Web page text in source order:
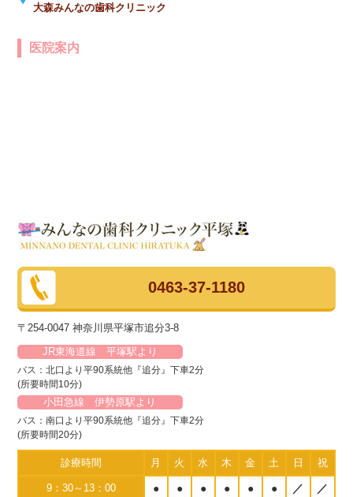
大森みんなの歯科クリニック
医院案内
0463-37-1180
〒254-0047 神奈川県平塚市追分3-8
JR東海道線 平塚駅より
バス：北口より平90系統他『追分』下車2分
(所要時間10分)
小田急線 伊勢原駅より
バス：南口より平90系統他『追分』下車2分
(所要時間20分)
診療時間 月 火 水 木 金 土 日 祝
9：30～13：00 ● ● ● ● ● ● ／ ／